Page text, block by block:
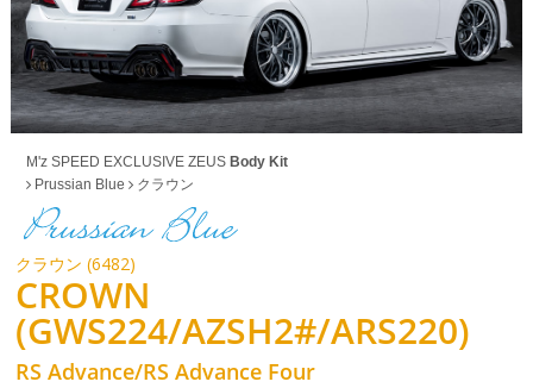
M'z SPEED EXCLUSIVE ZEUS Body Kit
Prussian Blue クラウン
クラウン (6482)
CROWN
(GWS224/AZSH2#/ARS220)
RS Advance/RS Advance Four